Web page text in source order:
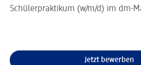
Schülerpraktikum (w/m/d) im dm-
Jetzt bewerben